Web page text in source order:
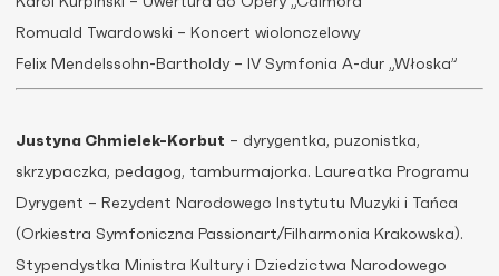
Romuald Twardowski – Koncert wiolonczelowy
Felix Mendelssohn-Bartholdy – IV Symfonia A-dur „Włoska”
Justyna Chmielek-Korbut – dyrygentka, puzonistka,
skrzypaczka, pedagog, tamburmajorka. Laureatka Programu
Dyrygent – Rezydent Narodowego Instytutu Muzyki i Tańca
(Orkiestra Symfoniczna Passionart/Filharmonia Krakowska).
Stypendystka Ministra Kultury i Dziedzictwa Narodowego